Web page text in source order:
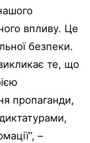
впливу. Це
безпеки.
те, що
пропаганди,
–